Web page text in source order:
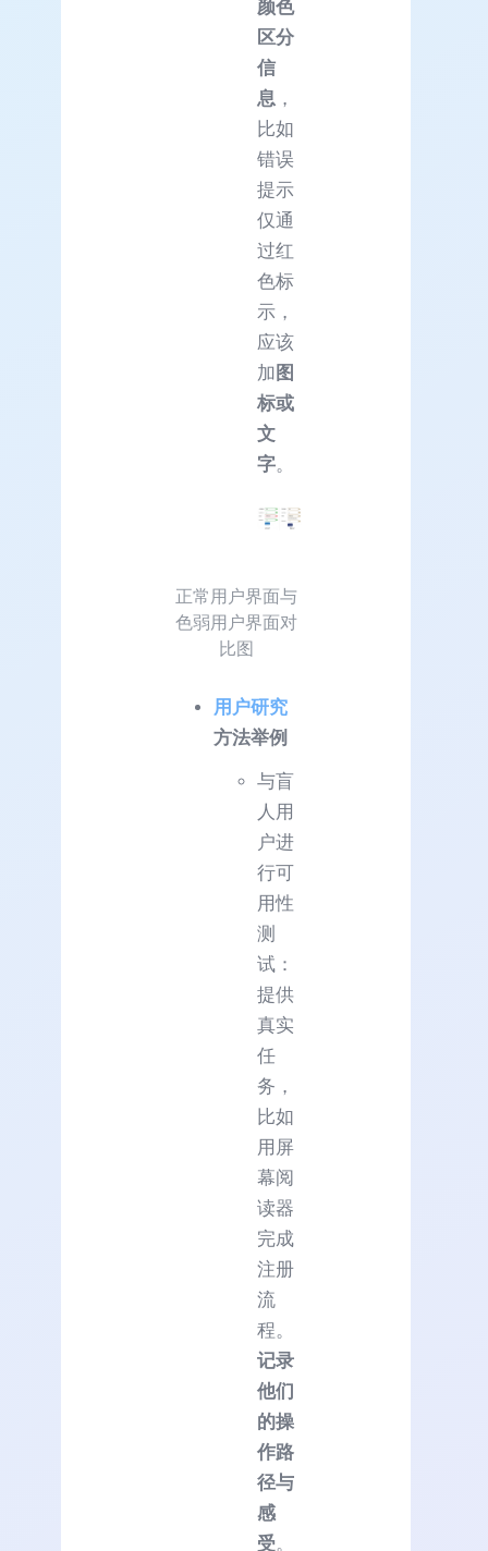
颜色
区分
信
息 ，
比如
错误
提示
仅通
过红
色标
示，
应该
加 图
标或
文
字。
正常用户界面与
色弱用户界面对
比图
用户研究
方法举例
与盲
人用
户进
行可
用性
测
试：
提供
真实
任
务，
比如
用屏
幕阅
读器
完成
注册
流
程。
记录
他们
的操
作路
径与
感
受。